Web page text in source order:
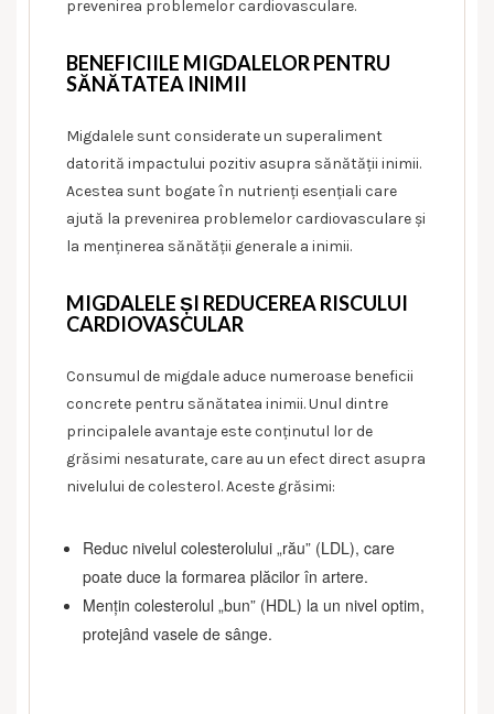
prevenirea problemelor cardiovasculare.
BENEFICIILE MIGDALELOR PENTRU
SĂNĂTATEA INIMII
Migdalele sunt considerate un superaliment
datorită impactului pozitiv asupra sănătății inimii.
Acestea sunt bogate în nutrienți esențiali care
ajută la prevenirea problemelor cardiovasculare și
la menținerea sănătății generale a inimii.
MIGDALELE ȘI REDUCEREA RISCULUI
CARDIOVASCULAR
Consumul de migdale aduce numeroase beneficii
concrete pentru sănătatea inimii. Unul dintre
principalele avantaje este conținutul lor de
grăsimi nesaturate, care au un efect direct asupra
nivelului de colesterol. Aceste grăsimi:
Reduc nivelul colesterolului „rău” (LDL), care
poate duce la formarea plăcilor în artere.
Mențin colesterolul „bun” (HDL) la un nivel optim,
protejând vasele de sânge.